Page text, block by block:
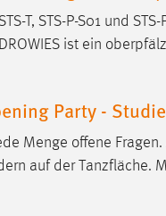
T, STS-P-S01 und
ist ein
Party -
Menge offene
auf der Tanzfläche.
Website einloggen zu können.
Informationen anonym.